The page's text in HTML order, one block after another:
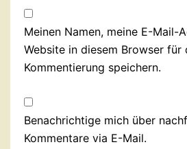
Meinen Namen, meine E-Mail-
Website in diesem Browser für
Kommentierung speichern.
Benachrichtige mich über
Kommentare via E-Mail.